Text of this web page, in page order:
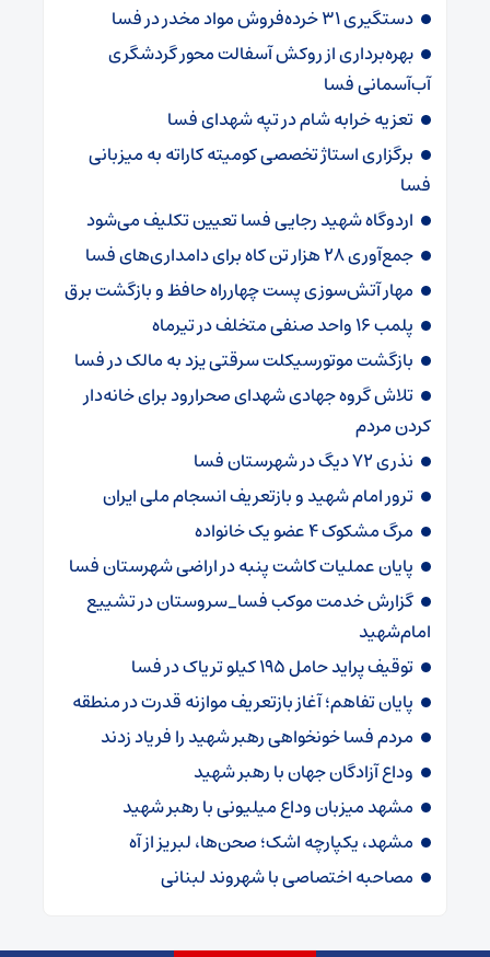
دستگیری ۳۱ خرده‌فروش مواد مخدر در فسا
بهره‌برداری از روکش آسفالت محور گردشگری
آب‌آسمانی فسا
تعزیه خرابه شام در تپه شهدای فسا
برگزاری استاژ تخصصی کومیته کاراته به میزبانی
فسا
اردوگاه شهید رجایی فسا تعیین تکلیف می‌شود
جمع‌آوری ۲۸ هزار تن کاه برای دامداری‌های فسا
مهار آتش‌سوزی پست چهارراه حافظ و بازگشت برق
پلمب ۱۶ واحد صنفی متخلف در تیرماه
بازگشت موتورسیکلت سرقتی یزد به مالک در فسا
تلاش گروه جهادی شهدای صحرارود برای خانه‌دار
کردن مردم
نذری ۷۲ دیگ در شهرستان فسا
ترور امام شهید و بازتعریف انسجام ملی ایران
مرگ مشکوک ۴ عضو یک خانواده
پایان عملیات کاشت پنبه در اراضی شهرستان فسا
گزارش خدمت موکب فسا_سروستان در تشییع
امام‌شهید
توقیف پراید حامل ۱۹۵ کیلو تریاک در فسا
پایان تفاهم؛ آغاز بازتعریف موازنه قدرت در منطقه
مردم فسا خونخواهی رهبر شهید را فریاد زدند
وداع آزادگان جهان با رهبر شهید
مشهد میزبان وداع میلیونی با رهبر شهید
مشهد، یکپارچه اشک؛ صحن‌ها، لبریز از آه
مصاحبه اختصاصی با شهروند لبنانی